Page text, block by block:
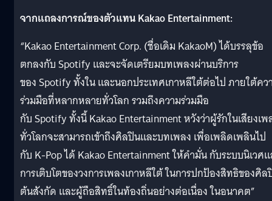
จากแถลงการณ์ของตัวแทน Kakao Entertainment:
“Kakao Entertainment Corp. (ชื่อเดิม KakaoM) ได้บรรลุข้อ
ตกลงกับ Spotify และจะจัดเตรียมบทเพลงผ่านบริการ
ของ Spotify ทั้งใน และนอกประเทศเกาหลีใต้ต่อไป ภายใต้คว
ร่วมมือที่หลากหลายทั่วโลก รวมถึงความร่วมมือ
กับ Spotify ทั้งนี้ Kakao Entertainment หวังว่าผู้รักในเสียงเพ
ทั่วโลกจะสามารถเข้าถึงศิลปินและบทเพลง เพื่อเพลิดเพลินไป
กับ K-Pop ได้ Kakao Entertainment ให้คำมั่น กับระบบนิเวศ
การเติบโตของวงการเพลงเกาหลีใต้ ในการปกป้องสิทธิของศิ
ต้นสังกัด และผู้ถือสิทธิ์ในท้องถิ่นอย่างต่อเนื่อง ในอนาคต”